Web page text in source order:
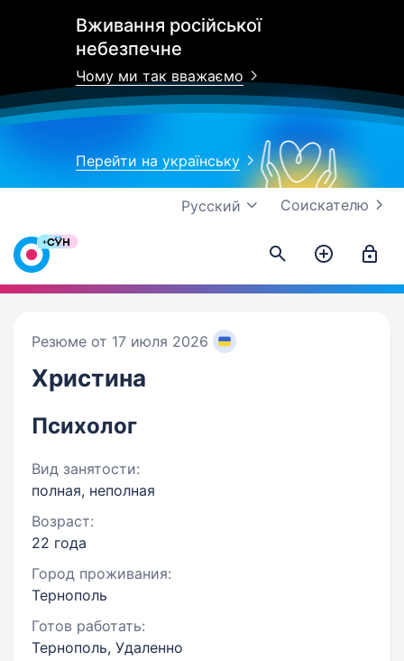
Вживання російської
небезпечне
Чому ми так вважаємо
Перейти на українську
Соискателю
Русский
Резюме от 17 июля 2026
Христина
Психолог
Вид занятости:
полная, неполная
Возраст:
22 года
Город проживания:
Тернополь
Готов работать:
Тернополь, Удаленно